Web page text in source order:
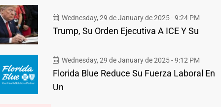
Wednesday, 29 de January de 2025 - 9:24 PM
Trump, Su Orden Ejecutiva A ICE Y Su
Wednesday, 29 de January de 2025 - 9:12 PM
Florida Blue Reduce Su Fuerza Laboral En
Un